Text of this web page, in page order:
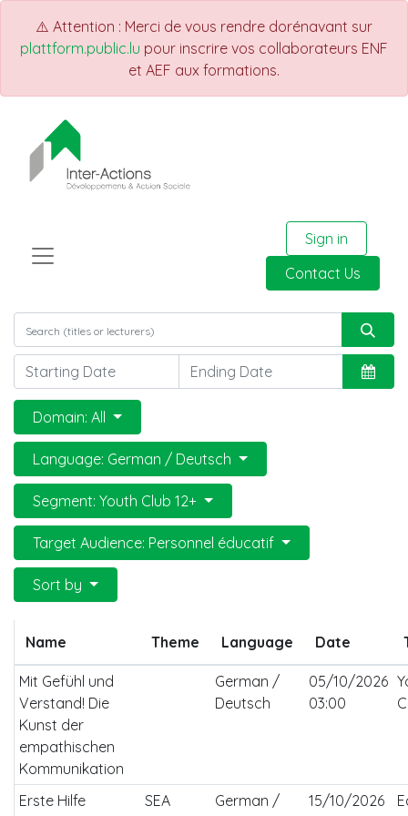
⚠️ Attention : Merci de vous rendre dorénavant sur
plattform.public.lu pour inscrire vos collaborateurs ENF
et AEF aux formations.
Sign in
Contact Us
Domain: All
Language: German / Deutsch
Segment: Youth Club 12+
Target Audience: Personnel éducatif
Sort by
Name Theme Language Date
Mit Gefühl und
Verstand! Die
Kunst der
empathischen
Kommunikation
German /
Deutsch
05/10/2026
03:00
Erste Hilfe
SEA
German /
15/10/2026